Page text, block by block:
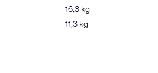
16,3 kg
11,3 kg